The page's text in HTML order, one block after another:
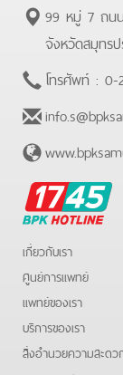
99 หมู่ 7 ถนน
จังหวัดสมุทร
โทรศัพท์ : 0-
BPK
Hotline
เกี่ยวกับเรา
ศูนย์การแพทย์
แพทย์ของเรา
บริการของเรา
สิ่งอำนวยความสะดว